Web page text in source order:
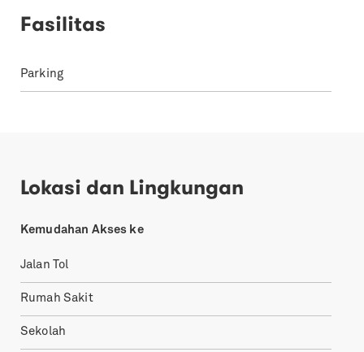
Fasilitas
Parking
Lokasi dan Lingkungan
Kemudahan Akses ke
Jalan Tol
Rumah Sakit
Sekolah